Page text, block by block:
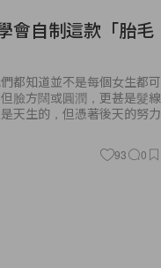
會自制這款「胎毛
都知道並不是每個女生都可
臉方闊或圓潤，更甚是髮線
天生的，但憑著後天的努力
93 0